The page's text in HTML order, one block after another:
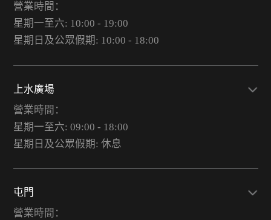
營業時間：
星期一至六: 10:00 - 19:00
星期日及公眾假期: 10:00 - 18:00
上水廣場
營業時間：
星期一至六: 09:00 - 18:00
星期日及公眾假期: 休息
屯門
營業時間：